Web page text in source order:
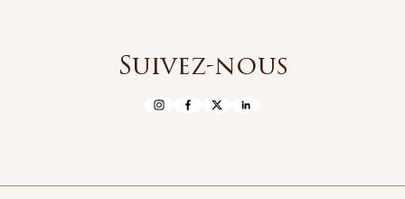
Suivez-nous